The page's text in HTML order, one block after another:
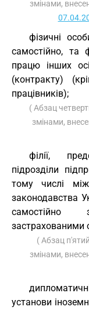
змінами,
фізичні
самостійно, та
працю інших
(контракту)
працівників);
( Абзац
змінами,
філії,
підрозділи
тому числі
законодавства
самостійно
застрахованими
( Абзац
змінами,
установи